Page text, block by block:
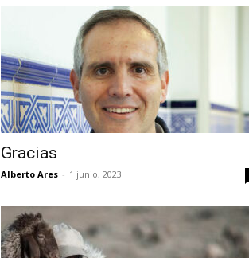
Gracias
Alberto Ares - 1 junio, 2023